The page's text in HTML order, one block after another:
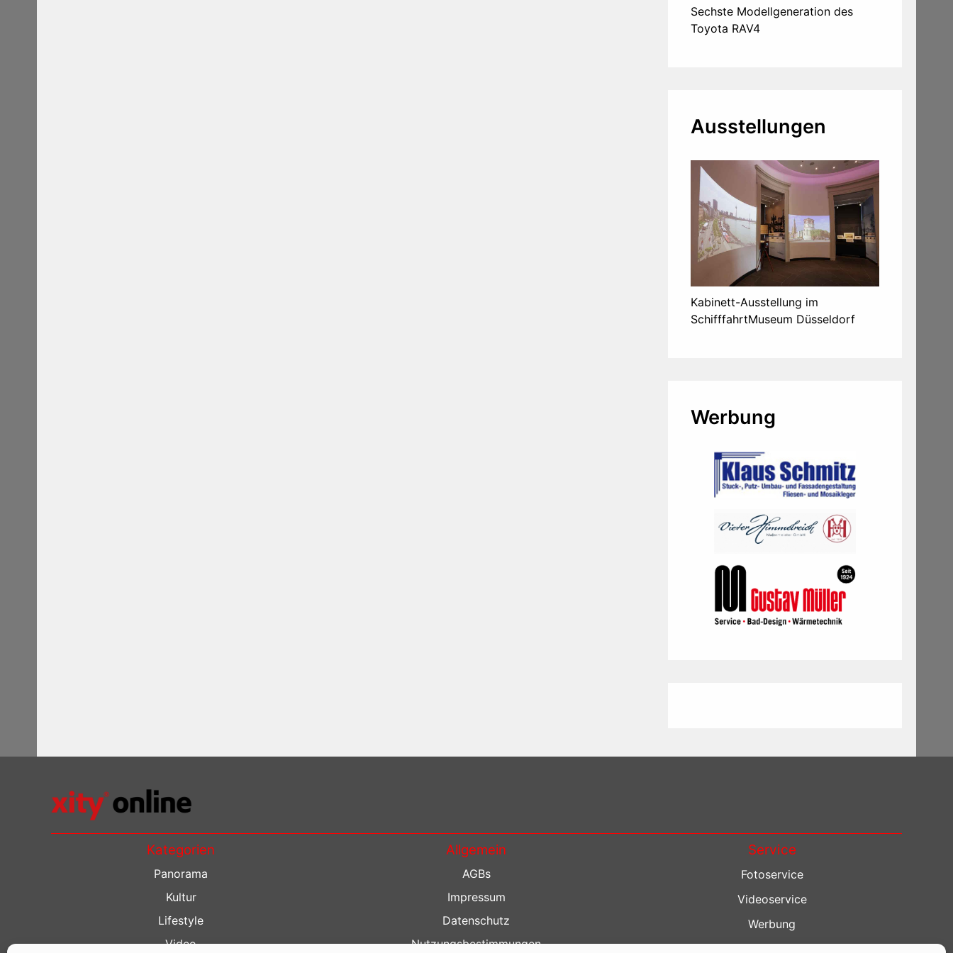
Sechste Modellgeneration des
Toyota RAV4
Ausstellungen
Kabinett-Ausstellung im
SchifffahrtMuseum Düsseldorf
Werbung
Kategorien
Panorama
Kultur
Lifestyle
Video
Allgemein
AGBs
Impressum
Datenschutz
Nutzungsbestimmungen
Service
Fotoservice
Videoservice
Werbung